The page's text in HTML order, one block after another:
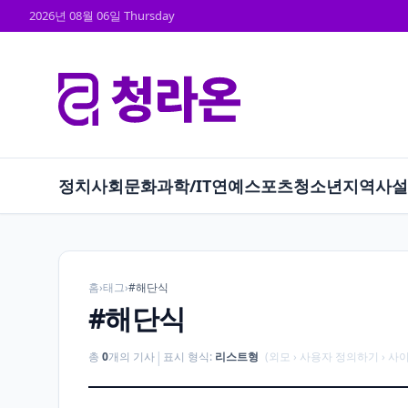
2026년 08월 06일 Thursday
정치사회문화과학/IT연예스포츠청소년지역사
홈›태그›#해단식
#해단식
총 0개의 기사 | 표시 형식: 리스트형 (외모 › 사용자 정의하기 › 사